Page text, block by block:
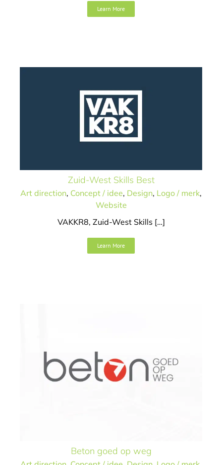
Learn More
Zuid-West Skills Best
Zuid-West Skills Best
Art direction, Concept / idee, Design, Logo / merk,
Website
VAKKR8, Zuid-West Skills […]
Learn More
Beton goed op weg
Beton goed op weg